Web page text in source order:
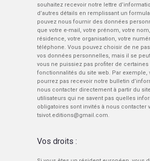
souhaitez recevoir notre lettre
d’autres détails en remplissant un
pouvez nous fournir des données
que votre e-mail, votre prénom, votre
résidence, votre organisation, votre
téléphone. Vous pouvez choisir de ne
vos données personnelles, mais il se
vous ne puissiez pas profiter de certaines
fonctionnalités du site web. Par exemple,
pourrez pas recevoir notre bulletin
nous contacter directement à partir du
utilisateurs qui ne savent pas quelles
obligatoires sont invités à nous contacter
tsivot.editions@gmail.com.
Vos droits :